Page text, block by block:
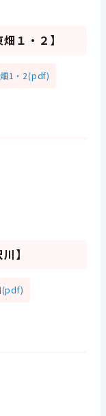
１・２】
1・2(pdf)
】
(pdf)